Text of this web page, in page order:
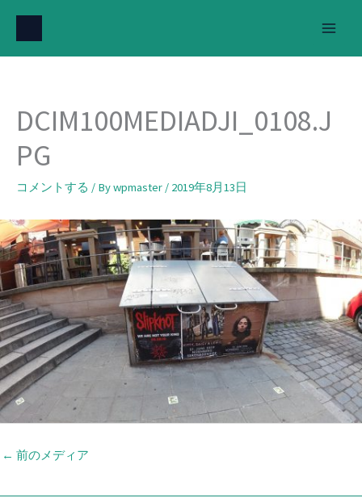
を
DCIM100MEDIADJI_0108.J
PG
コメントする / Bywpmaster / 2019年8月13日
← 前のメディア